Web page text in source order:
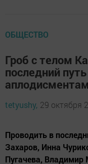
ОБЩЕСТВО
Гроб с телом
последний
tetyushy, 29 октября
Проводить в
Захаров, Инна
Пугачева, Владимир